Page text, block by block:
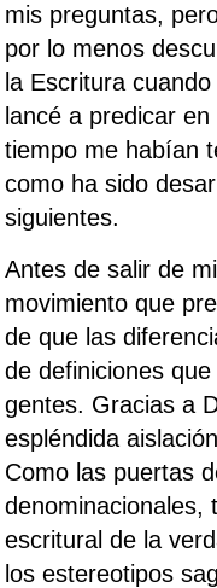
mis preguntas,
por lo menos
la Escritura
lancé a predicar
tiempo me habían
como ha sido
siguientes.
Antes de salir de
movimiento que
de que las
de definiciones
gentes. Gracias a
espléndida
Como las puertas
denominacionales,
escritural de la
los estereotipos